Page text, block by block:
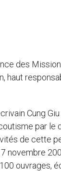
des
haut
Cung
par le
de cette
novembre
ouvrages,